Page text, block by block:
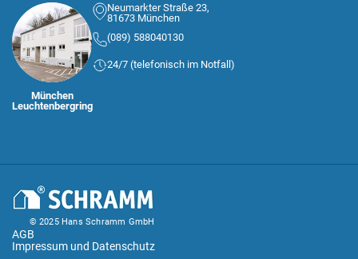
München
Leuchtenbergring
Neumarkter Straße 23,
81673 München
(089) 588040130
24/7 (telefonisch im Notfall)
© 2025 Hans Schramm GmbH
AGB
Impressum und Datenschutz